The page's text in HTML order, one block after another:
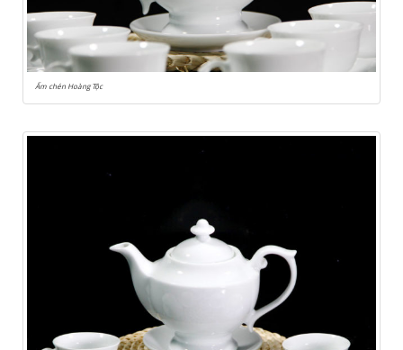
Ấm chén Hoàng Tộc